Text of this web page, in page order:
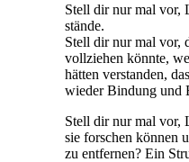
Stell dir nur mal vor,
stände.
Stell dir nur mal vor,
vollziehen könnte,
hätten verstanden,
wieder Bindung und
Stell dir nur mal vor,
sie forschen können
zu entfernen? Ein